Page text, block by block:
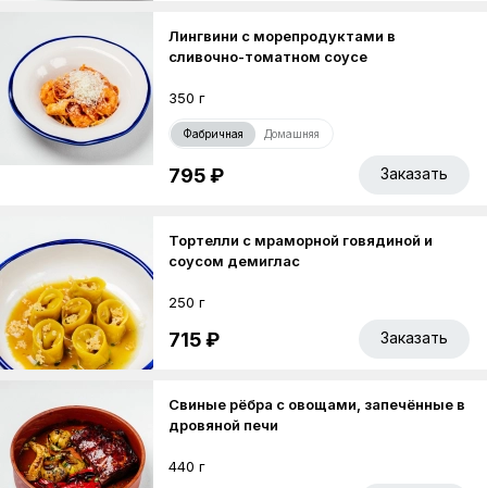
Лингвини с морепродуктами в
сливочно-томатном соусе
350 г
Фабричная Домашняя
795 ₽ Заказать
Тортелли с мраморной говядиной и
соусом демиглас
250 г
715 ₽ Заказать
Свиные рёбра с овощами, запечённые в
дровяной печи
440 г